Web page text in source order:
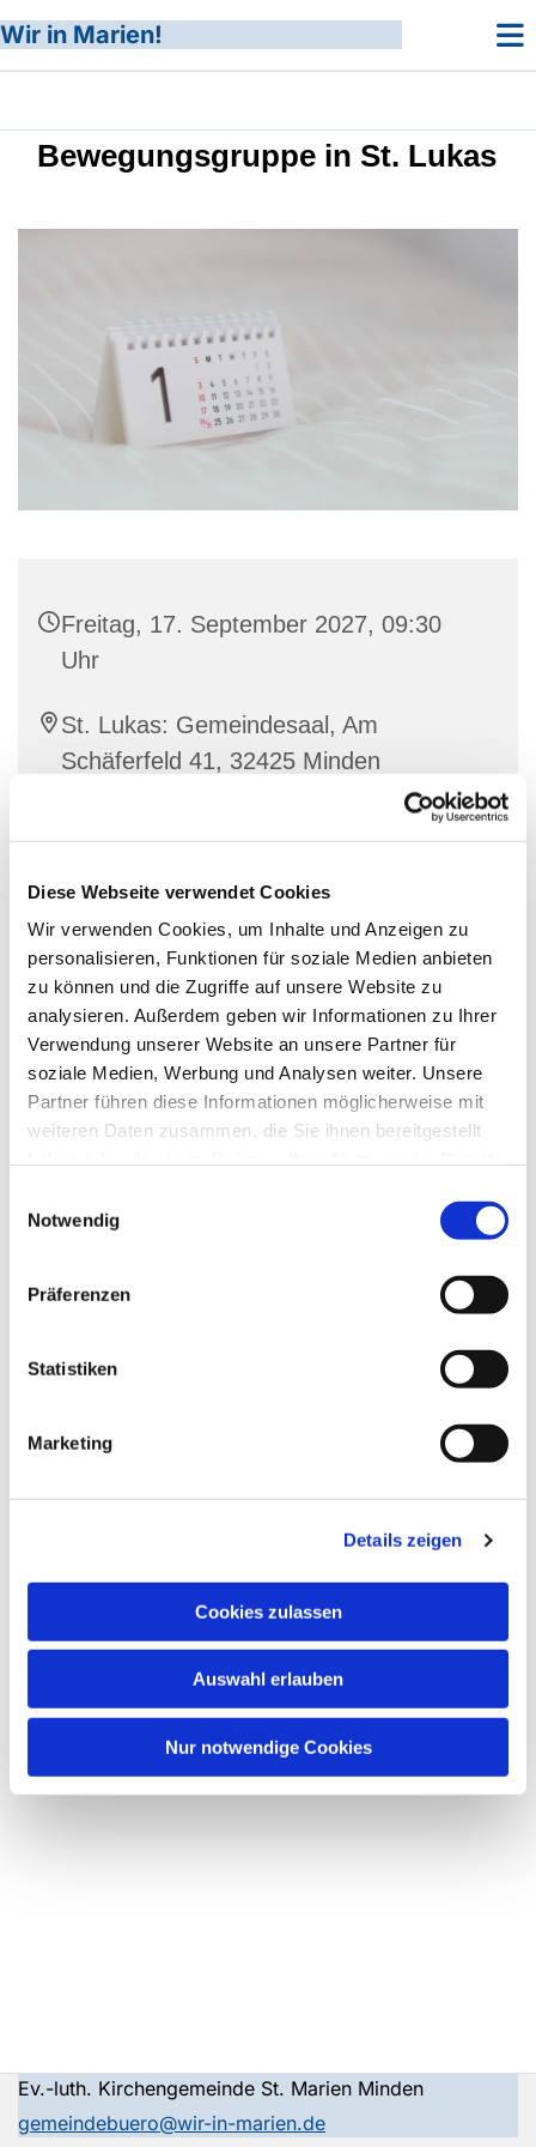
Diese Webseite verwendet Cookies
Wir verwenden Cookies, um Inhalte und Anzeigen zu
personalisieren, Funktionen für soziale Medien anbieten
zu können und die Zugriffe auf unsere Website zu
analysieren. Außerdem geben wir Informationen zu Ihrer
Verwendung unserer Website an unsere Partner für
soziale Medien, Werbung und Analysen weiter. Unsere
Partner führen diese Informationen möglicherweise mit
weiteren Daten zusammen, die Sie ihnen bereitgestellt
Notwendig
Präferenzen
Statistiken
Marketing
Details zeigen
Cookies zulassen
Auswahl erlauben
Nur notwendige Cookies
Wir in Marien!
Bewegungsgruppe in St. Lukas
Freitag, 17. September 2027, 09:30
Uhr
St. Lukas: Gemeindesaal, Am
Schäferfeld 41, 32425 Minden
Dies könnte Sie auch
Ev.-luth. Kirchengemeinde St. Marien Minden
gemeindebuero@wir-in-marien.de